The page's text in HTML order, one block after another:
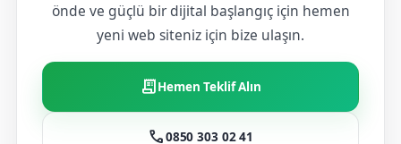
önde ve güçlü bir dijital başlangıç için hemen
yeni web siteniz için bize ulaşın.
receipt_longHemen Teklif Alın
call0850 303 02 41